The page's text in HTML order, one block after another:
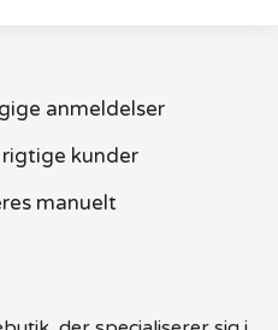
anmeldelser
kunder
manuelt